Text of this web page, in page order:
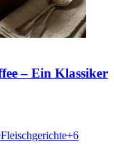
– Ein Klassiker
Fleischgerichte+6